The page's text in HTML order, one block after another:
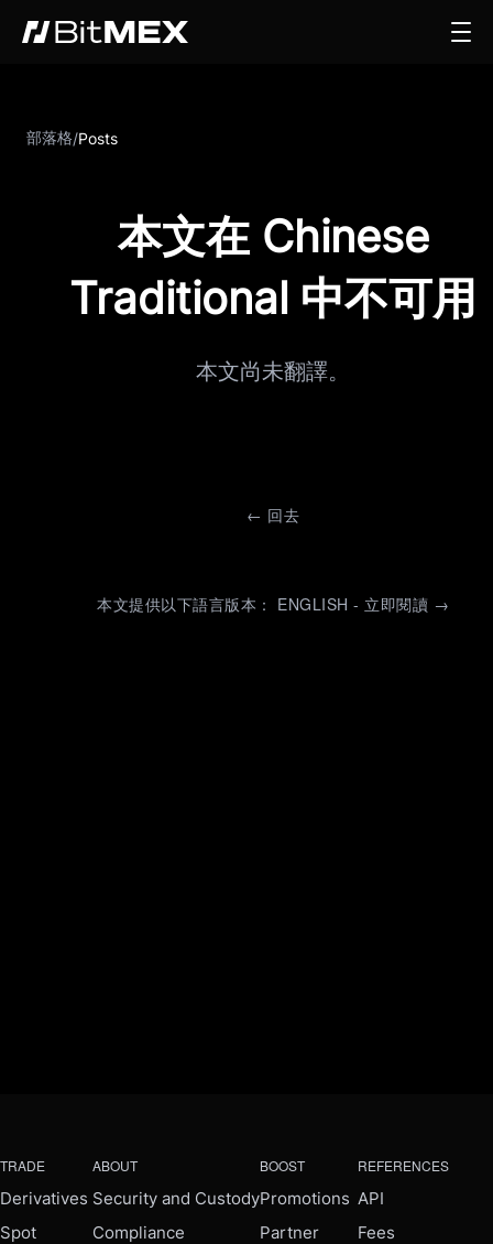
部落格/Posts
本文在 Chinese
Traditional 中不可用
本文尚未翻譯。
← 回去
本文提供以下語言版本： ENGLISH - 立即閱讀 →
TRADE
Derivatives
Spot
ABOUT
Security and Custody
Compliance
BOOST
Promotions
Partner
REFERENCES
API
Fees